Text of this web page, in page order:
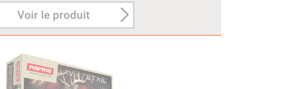
Voir le produit